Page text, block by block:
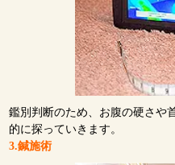
鑑別判断のため、お腹の硬さや
的に探っていきます。
3.鍼施術